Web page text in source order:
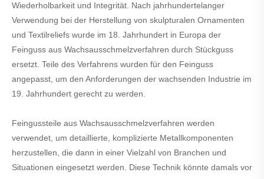
Wiederholbarkeit und Integrität. Nach jahrhundertelanger
Verwendung bei der Herstellung von skulpturalen Ornamenten
und Textilreliefs wurde im 18. Jahrhundert in Europa der
Feinguss aus Wachsausschmelzverfahren durch Stückguss
ersetzt. Teile des Verfahrens wurden für den Feinguss
angepasst, um den Anforderungen der wachsenden Industrie im
19. Jahrhundert gerecht zu werden.
Feingussteile aus Wachsausschmelzverfahren werden
verwendet, um detaillierte, komplizierte Metallkomponenten
herzustellen, die dann in einer Vielzahl von Branchen und
Situationen eingesetzt werden. Diese Technik könnte damals vor